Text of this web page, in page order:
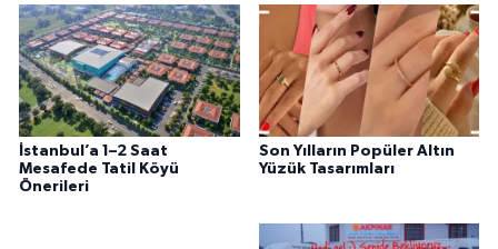
İstanbul’a 1–2 Saat
Mesafede Tatil Köyü
Önerileri
Son Yılların Popüler Altın
Yüzük Tasarımları